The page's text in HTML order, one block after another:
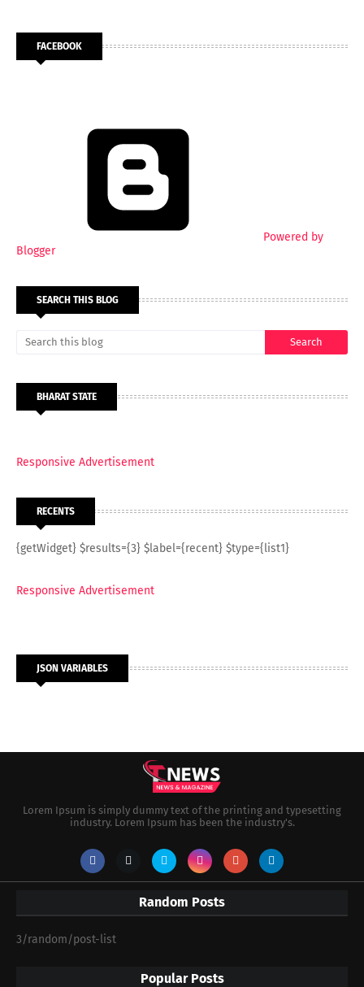
FACEBOOK
Powered by
Blogger
SEARCH THIS BLOG
BHARAT STATE
Responsive Advertisement
RECENTS
{getWidget} $results={3} $label={recent} $type={list1}
Responsive Advertisement
JSON VARIABLES
Lorem Ipsum is simply dummy text of the printing and typesetting
industry. Lorem Ipsum has been the industry's.
Random Posts
3/random/post-list
Popular Posts